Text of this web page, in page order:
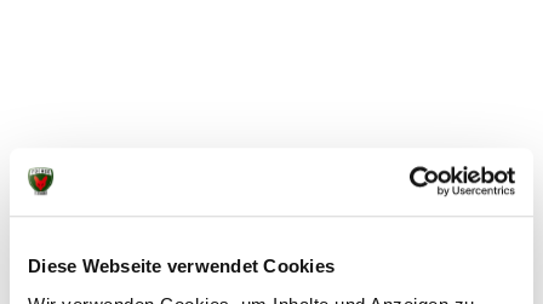
Diese Webseite verwendet Cookies